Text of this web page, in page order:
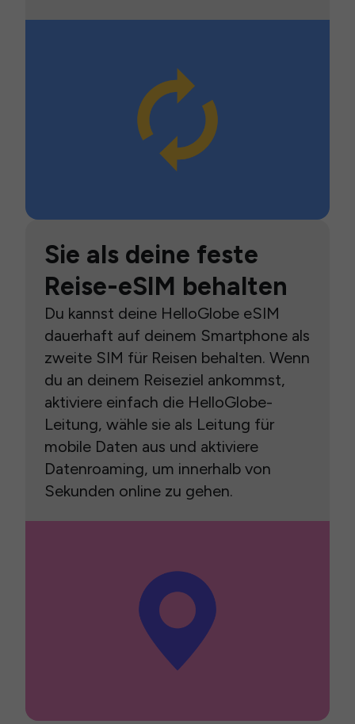
Sie als deine feste
Reise-eSIM behalten
Du kannst deine HelloGlobe eSIM
dauerhaft auf deinem Smartphone als
zweite SIM für Reisen behalten. Wenn
du an deinem Reiseziel ankommst,
aktiviere einfach die HelloGlobe-
Leitung, wähle sie als Leitung für
mobile Daten aus und aktiviere
Datenroaming, um innerhalb von
Sekunden online zu gehen.